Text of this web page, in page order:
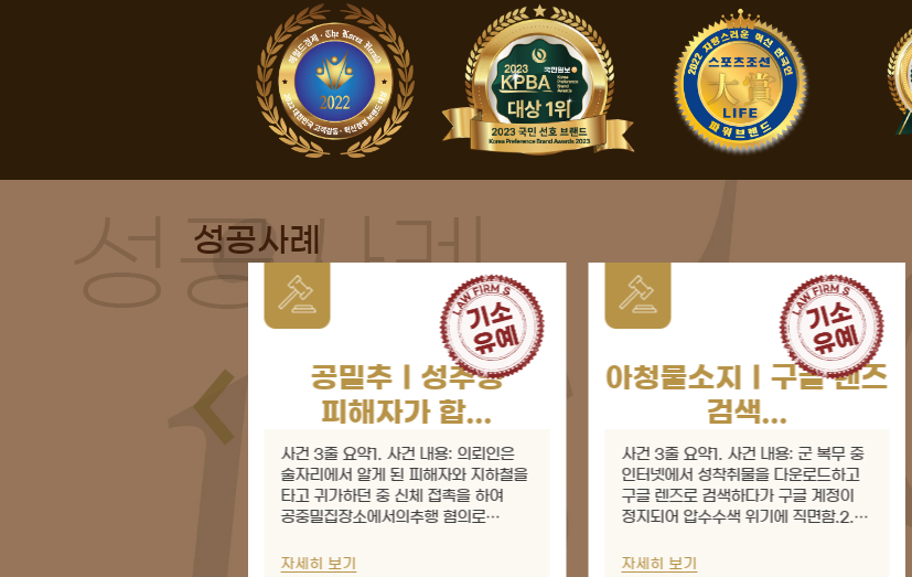
성공사례
아청물소지ㅣ구글 렌즈
검색...
사건 3줄 요약1. 사건 내용: 군 복무 중
인터넷에서 성착취물을 다운로드하고
구글 렌즈로 검색하다가 구글 계정이
정지되어 압수수색 위기에 직면함.2.
전과가 남는 아청법 위반...
자세히 보기
성추행ㅣ강제추행
약식명령 ...
사건 3줄 요약1. 사건 내용: 술집에서
옆자리 손님의 엉덩이와 허리를
만졌다는 혐의(강제추행)로 입건되어,
초기 경찰 조사를 홀로 받았다가
취업제한 보안처분을 받음.2. 핵심
자세히 보기